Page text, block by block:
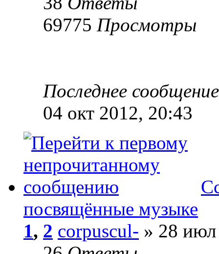
69775 Просмотры
Последнее
04 окт 2012, 20:43
посвящённые музыке
1, 2 corpuscul- » 28